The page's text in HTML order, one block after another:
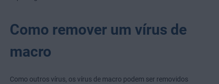
Como remover um vírus de
macro
Como outros vírus, os vírus de macro podem ser removidos